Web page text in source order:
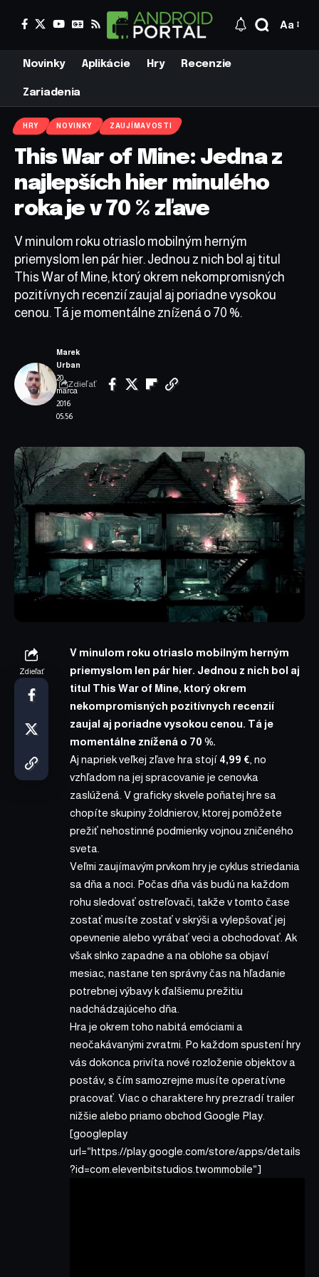
Aa
Novinky Aplikácie Hry Recenzie
Zariadenia
HRY NOVINKY ZAUJÍMAVOSTI
This War of Mine: Jedna z
najlepších hier minulého
roka je v 70 % zľave
V minulom roku otriaslo mobilným herným
priemyslom len pár hier. Jednou z nich bol aj titul
This War of Mine, ktorý okrem nekompromisných
pozitívnych recenzií zaujal aj poriadne vysokou
cenou. Tá je momentálne znížená o 70 %.
20.
marca
2016
05:56
Marek
Urban
Zdieľať
Zdieľať
V minulom roku otriaslo mobilným herným
priemyslom len pár hier. Jednou z nich bol aj
titul This War of Mine, ktorý okrem
nekompromisných pozitívnych recenzií
zaujal aj poriadne vysokou cenou. Tá je
momentálne znížená o 70 %.
Aj napriek veľkej zľave hra stojí 4,99 € , no
vzhľadom na jej spracovanie je cenovka
zaslúžená. V graficky skvele poňatej hre sa
chopíte skupiny žoldnierov, ktorej pomôžete
prežiť nehostinné podmienky vojnou zničeného
sveta.
Veľmi zaujímavým prvkom hry je cyklus striedania
sa dňa a noci. Počas dňa vás budú na každom
rohu sledovať ostreľovači, takže v tomto čase
zostať musíte zostať v skrýši a vylepšovať jej
opevnenie alebo vyrábať veci a obchodovať. Ak
však slnko zapadne a na oblohe sa objaví
mesiac, nastane ten správny čas na hľadanie
potrebnej výbavy k ďalšiemu prežitiu
nadchádzajúceho dňa.
Hra je okrem toho nabitá emóciami a
neočakávanými zvratmi. Po každom spustení hry
vás dokonca privíta nové rozloženie objektov a
postáv, s čím samozrejme musíte operatívne
pracovať. Viac o charaktere hry prezradí trailer
nižšie alebo priamo obchod Google Play.
[googleplay
url=“https://play.google.com/store/apps/details
?id=com.elevenbitstudios.twommobile“]